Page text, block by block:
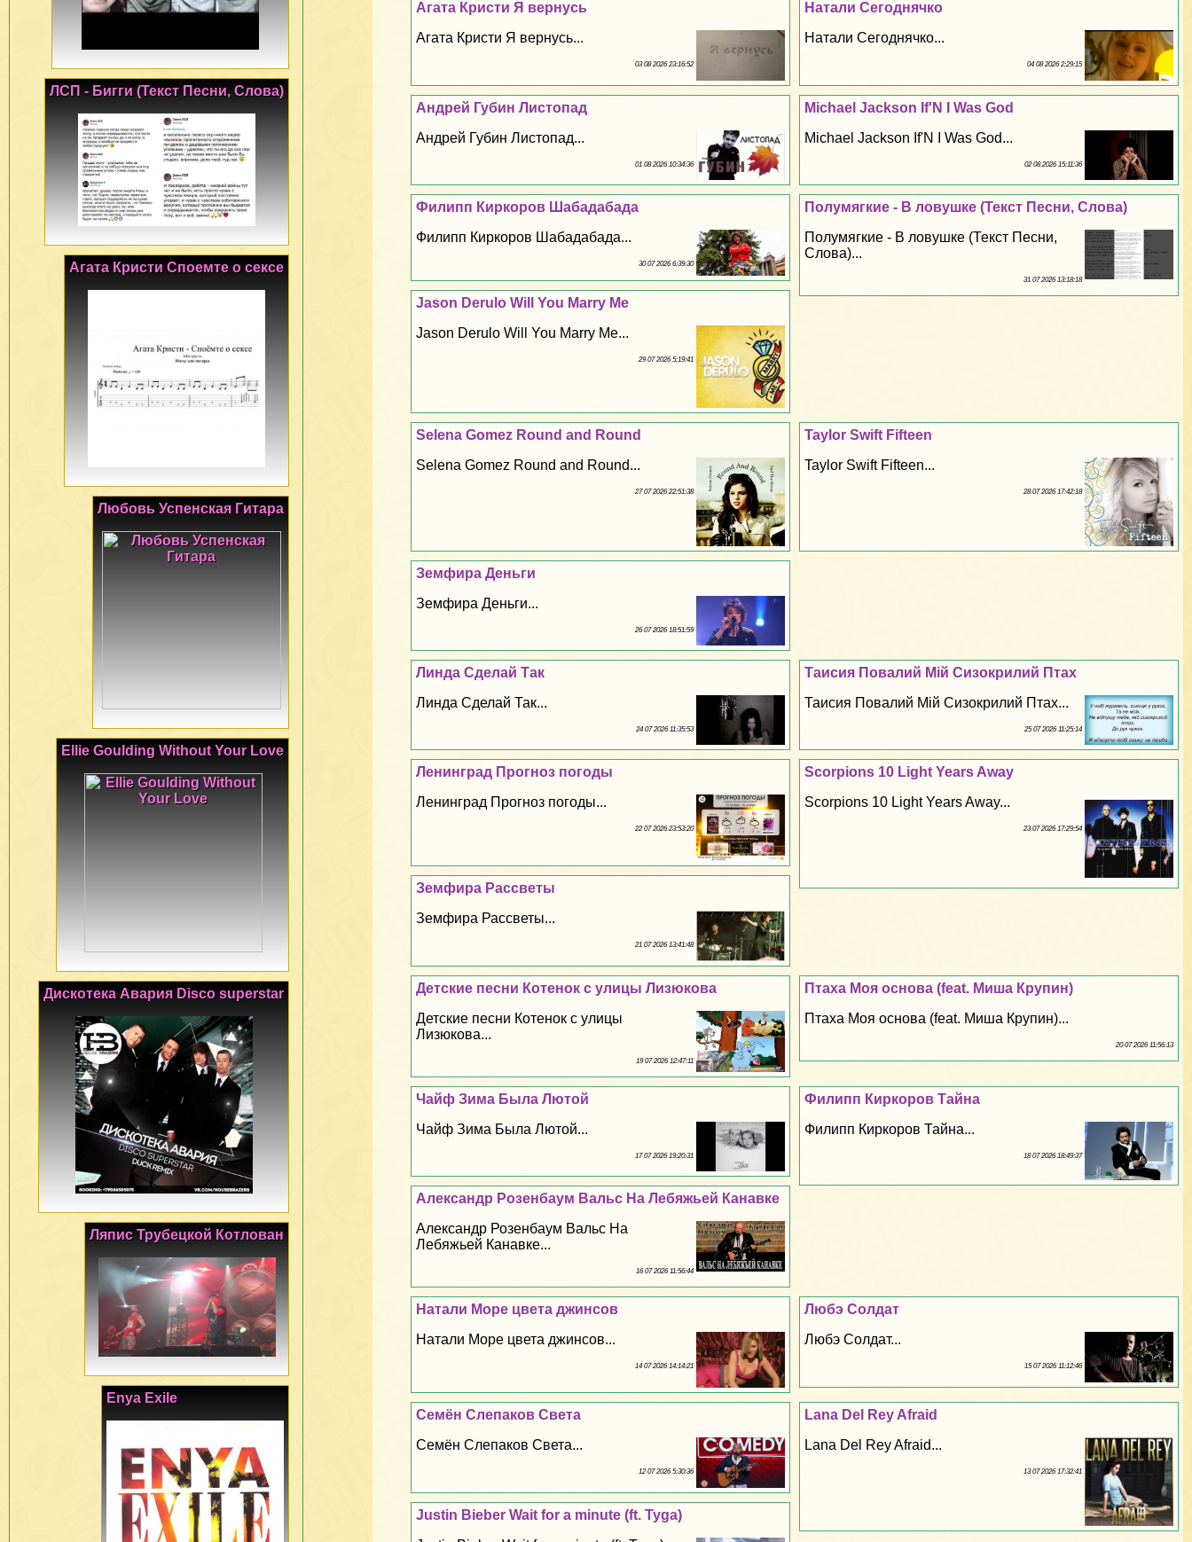
Натали Сегоднячко
Натали Сегоднячко...
04 08 2026 2:29:15
Агата Кристи Я вернусь
Агата Кристи Я вернусь...
03 08 2026 23:16:52
Michael Jackson If'N I Was God
Michael Jackson If'N I Was God...
02 08 2026 15:11:36
Андрей Губин Листопад
Андрей Губин Листопад...
01 08 2026 10:34:36
Полумягкие - В ловушке (Текст Песни, Слова)
Полумягкие - В ловушке (Текст Песни,
Слова)...
31 07 2026 13:18:18
Филипп Киркоров Шабадабада
Филипп Киркоров Шабадабада...
30 07 2026 6:39:30
Jason Derulo Will You Marry Me
Jason Derulo Will You Marry Me...
29 07 2026 5:19:41
Taylor Swift Fifteen
Taylor Swift Fifteen...
28 07 2026 17:42:18
Selena Gomez Round and Round
Selena Gomez Round and Round...
27 07 2026 22:51:38
Земфира Деньги
Земфира Деньги...
26 07 2026 18:51:59
Таисия Повалий Мій Сизокрилий Птах
Таисия Повалий Мій Сизокрилий Птах...
25 07 2026 11:25:14
Линда Сделай Так
Линда Сделай Так...
24 07 2026 11:35:53
Scorpions 10 Light Years Away
Scorpions 10 Light Years Away...
23 07 2026 17:29:54
Ленинград Прогноз погоды
Ленинград Прогноз погоды...
22 07 2026 23:53:20
Земфира Рассветы
Земфира Рассветы...
21 07 2026 13:41:48
Птаха Моя основа (feat. Миша Крупин)
Птаха Моя основа (feat. Миша Крупин)...
20 07 2026 11:56:13
Детские песни Котенок с улицы Лизюкова
Детские песни Котенок с улицы
Лизюкова...
19 07 2026 12:47:11
Филипп Киркоров Тайна
Филипп Киркоров Тайна...
18 07 2026 18:49:37
Чайф Зима Была Лютой
Чайф Зима Была Лютой...
17 07 2026 19:20:31
Александр Розенбаум Вальс На Лебяжьей Канавке
Александр Розенбаум Вальс На
Лебяжьей Канавке...
16 07 2026 11:56:44
Любэ Солдат
Любэ Солдат...
15 07 2026 11:12:46
Натали Море цвета джинсов
Натали Море цвета джинсов...
14 07 2026 14:14:21
Lana Del Rey Afraid
Lana Del Rey Afraid...
13 07 2026 17:32:41
Семён Слепаков Света
Семён Слепаков Света...
12 07 2026 5:30:36
Justin Bieber Wait for a minute (ft. Tyga)
ЛСП - Бигги (Текст Песни, Слова)
Агата Кристи Споемте о сексе
Любовь Успенская Гитара
Ellie Goulding Without Your Love
Дискотека Авария Disco superstar
Ляпис Трубецкой Котлован
Enya Exile